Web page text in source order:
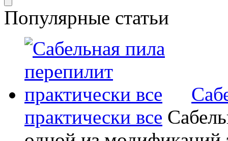
Популярные статьи
практически все